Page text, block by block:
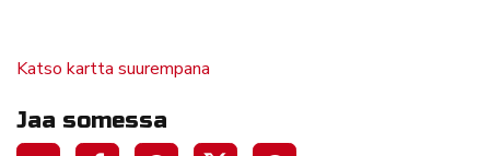
Katso kartta suurempana
Jaa somessa